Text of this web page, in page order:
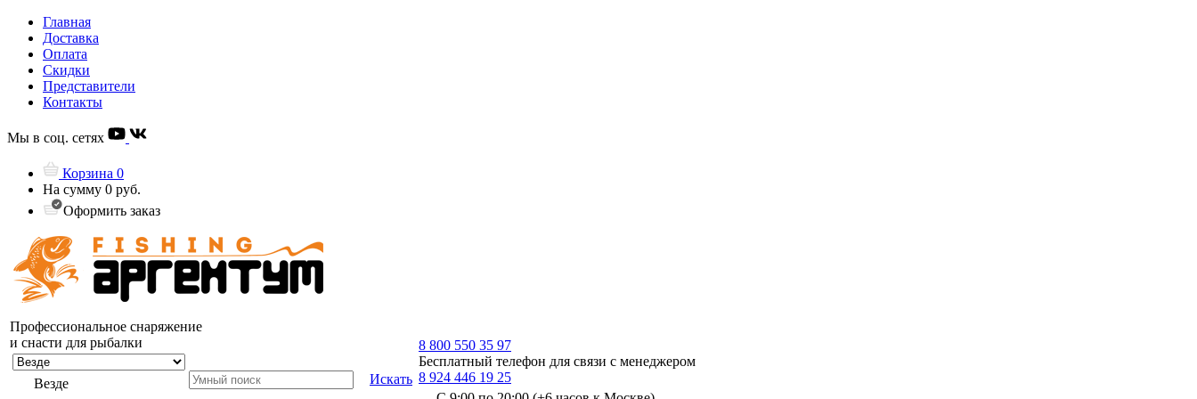
Главная
Доставка
Оплата
Скидки
Представители
Контакты
Мы в соц. сетях
Корзина 0
На сумму 0 руб.
Оформить заказ
Профессиональное снаряжение
и снасти для рыбалки
Везде Искать
8 800 550 35 97
Бесплатный телефон для связи с менеджером
8 924 446 19 25